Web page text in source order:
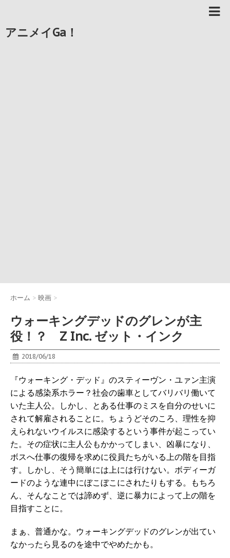
アニメイGa！
ホーム > 映画 >
ウォーキングデッドのグレンが主
役！？ Z Inc. ゼット・インク
2018/06/18
『ウォーキング・デッド』のスティーヴン・ユァン主演
による感染系ホラー？社会の歯車としてバリバリ働いて
いた主人公。しかし、とある仕事のミスを自分のせいに
されて解雇されることに。ちょうどそのころ、理性を抑
えられないウイルスに感染するという事件が起こってい
た。その症状に主人公もかかってしまい、凶暴になり、
ボスへ仕事の復帰を求めに役員たちがいる上の階を目指
す。しかし、そう簡単には上には行けない。ボディーガ
ードのような連中にぼこぼこにされたりもする。もちろ
ん、そんなことでは諦めず、逆に暴力によって上の階を
目指すことに。
まぁ、普通かな。ウォーキングデッドのグレンが出てい
なかったら見るのを途中でやめたかも。